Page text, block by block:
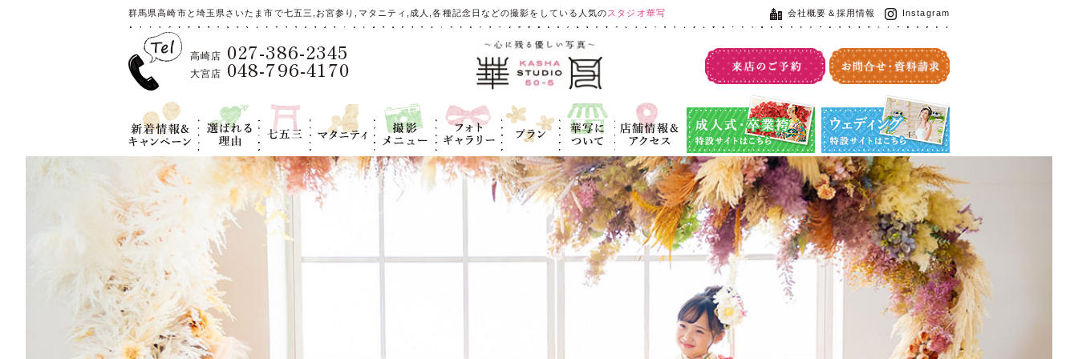
群馬県高崎市と埼玉県さいたま市で七五三,お宮参り,マタニティ,成人,各種記念日などの撮影をしている人気のスタジオ華写
高崎店 027-386-2345
大宮店 048-796-4170
会社概要＆採用情報 Instagram
新着情報＆キ
ャンペーン
選ばれる理
由
七五三 マタニティ
撮影メニュ
ー
フォトギャラ
リー
プラン
華写につい
て
店舗情報＆ア
クセス
成人式・卒業袴特設サイト ウエディング特設サイト